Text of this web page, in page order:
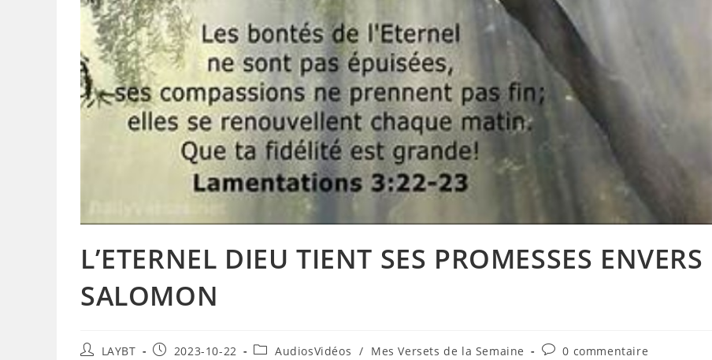
L’ETERNEL DIEU TIENT SES PROMESSES ENVERS
SALOMON
Auteur/autrice
LAYBT
Publication
2023-10-22
PostAudiosVidéos / Mes Versets de la Semaine
Commentaires
0 commentaire